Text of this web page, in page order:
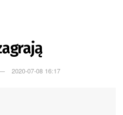
2020-07-08 16:17